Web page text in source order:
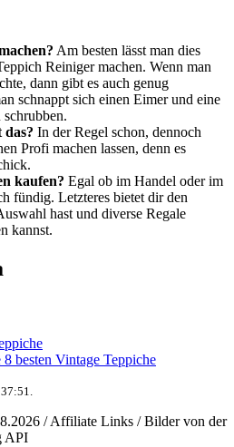
Am besten lässt man dies
Reiniger machen. Wenn man
dann gibt es auch genug
schnappt sich einen Eimer und eine
das? In der Regel schon, dennoch
Profi machen lassen, denn es
kaufen? Egal ob im Handel oder im
fündig. Letzteres bietet dir den
hast und diverse Regale
kannst.
besten Vintage Teppiche
/ Affiliate Links / Bilder von der
API